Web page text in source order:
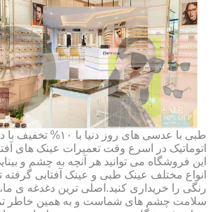
طبی با عدسی های روز
اتوماتیک در اسرع وقت تعمیرات عینک های
این فروشگاه می توانید هر آنچه به چشم و
انواع مختلف عینک طبی و عینک آفتابی گرفته
رنگی را خریداری کنید.اصلی ترین دغدغه ی
سلامت چشم های شماست و به همین خاطر